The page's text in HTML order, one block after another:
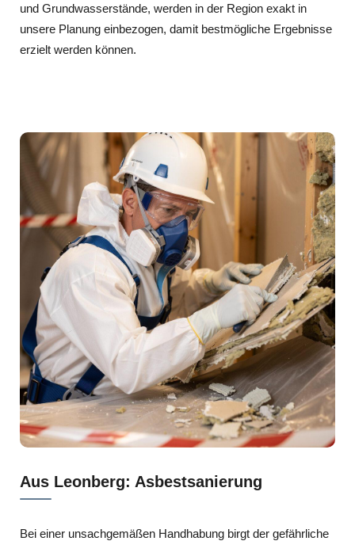
und Grundwasserstände, werden in der Region exakt in
unsere Planung einbezogen, damit bestmögliche Ergebnisse
erzielt werden können.
Aus Leonberg: Asbestsanierung
Bei einer unsachgemäßen Handhabung birgt der gefährliche